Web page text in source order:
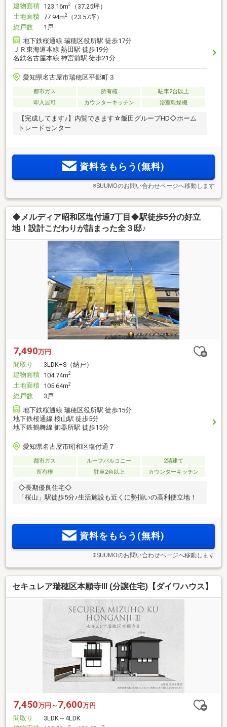
建物面積 123.16m2
（37.25坪）
土地面積 77.94m2
（23.57坪）
総戸数
1戸
地下鉄桜通線 瑞穂区役所駅 徒歩17分
ＪＲ東海道本線 熱田駅 徒歩19分
名鉄名古屋本線 神宮前駅 徒歩21分
愛知県名古屋市瑞穂区平郷町３
都市ガス 所有権
駐車2台以上
即入居可
カウンターキッチン 浴室乾燥機
【完成してます♪】内覧できます☆飯田グループHD◇ホーム
トレードセンター
資料をもらう(無料)
※SUUMOのお問い合わせページへ移動します
◆メルディア昭和区塩付通7丁目◆駅徒歩5分の好立
地！設計こだわりが詰まった全３邸♪
7,490万円
間取り
3LDK+S（納戸）
建物面積 104.74m2
土地面積 105.64m2
総戸数
3戸
地下鉄桜通線 瑞穂区役所駅 徒歩15分
地下鉄桜通線 桜山駅 徒歩5分
地下鉄鶴舞線 御器所駅 徒歩15分
愛知県名古屋市昭和区塩付通７
都市ガス ルーフバルコニー
2階建て
所有権
駐車2台以上 カウンターキッチン
◇長期優良住宅◇
「桜山」駅徒歩5分♪生活施設も近くに勢揃いの高利便立地！
資料をもらう(無料)
※SUUMOのお問い合わせページへ移動します
セキュレア瑞穂区本願寺III (分譲住宅)【ダイワハウス】
7,450万円～ 7,600万円
間取り
3LDK～4LDK